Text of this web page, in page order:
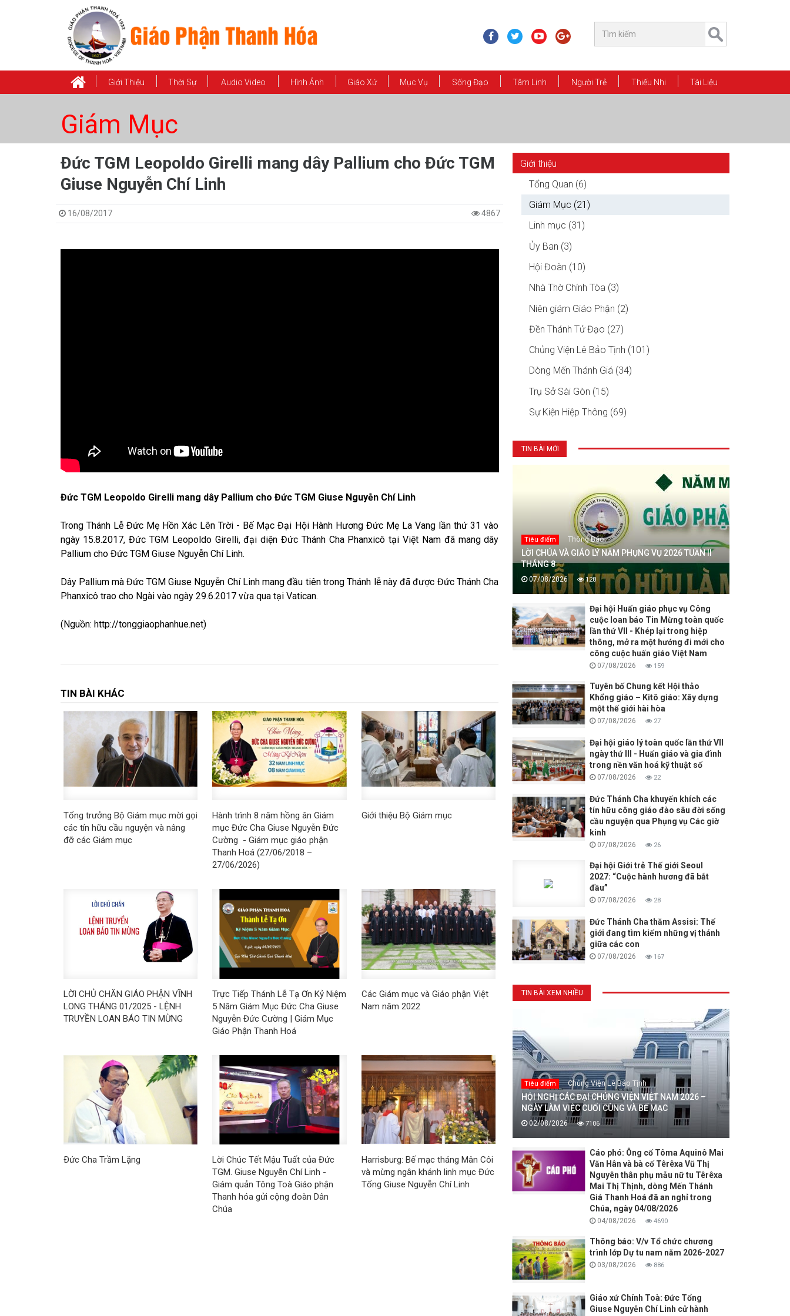
Giới Thiệu Thời Sự Audio Video Hình Ảnh Giáo Xứ Mục Vụ Sống Đạo Tâm Linh Người Trẻ Thiếu Nhi Tài Liệu
Giám Mục
Đức TGM Leopoldo Girelli mang dây Pallium cho Đức TGM
Giuse Nguyễn Chí Linh
16/08/2017 4867
Đức TGM Leopoldo Girelli mang dây Pallium cho Đức TGM Giuse Nguyễn Chí Linh
Trong Thánh Lễ Đức Mẹ Hồn Xác Lên Trời - Bế Mạc Đại Hội Hành Hương Đức Mẹ La Vang lần thứ 31 vào
ngày 15.8.2017, Đức TGM Leopoldo Girelli, đại diện Đức Thánh Cha Phanxicô tại Việt Nam đã mang dây
Pallium cho Đức TGM Giuse Nguyễn Chí Linh.
Dây Pallium mà Đức TGM Giuse Nguyễn Chí Linh mang đầu tiên trong Thánh lễ này đã được Đức Thánh Cha
Phanxicô trao cho Ngài vào ngày 29.6.2017 vừa qua tại Vatican.
(Nguồn: http://tonggiaophanhue.net)
TIN BÀI KHÁC
Tổng trưởng Bộ Giám mục mời gọi
các tín hữu cầu nguyện và nâng
đỡ các Giám mục
Hành trình 8 năm hồng ân Giám
mục Đức Cha Giuse Nguyễn Đức
Cường - Giám mục giáo phận
Thanh Hoá (27/06/2018 –
27/06/2026)
Giới thiệu Bộ Giám mục
LỜI CHỦ CHĂN GIÁO PHẬN VĨNH
LONG THÁNG 01/2025 - LỆNH
TRUYỀN LOAN BÁO TIN MỪNG
Trực Tiếp Thánh Lễ Tạ Ơn Kỷ Niệm
5 Năm Giám Mục Đức Cha Giuse
Nguyễn Đức Cường | Giám Mục
Giáo Phận Thanh Hoá
Các Giám mục và Giáo phận Việt
Nam năm 2022
Ðức Cha Trầm Lặng
Lời Chúc Tết Mậu Tuất của Đức
TGM. Giuse Nguyễn Chí Linh -
Giám quản Tông Toà Giáo phận
Thanh hóa gửi cộng đoàn Dân
Chúa
Harrisburg: Bế mạc tháng Mân Côi
và mừng ngân khánh linh mục Đức
Tổng Giuse Nguyễn Chí Linh
Giới thiệu
Tổng Quan (6)
Giám Mục (21)
Linh mục (31)
Ủy Ban (3)
Hội Đoàn (10)
Nhà Thờ Chính Tòa (3)
Niên giám Giáo Phận (2)
Đền Thánh Tử Đạo (27)
Chủng Viện Lê Bảo Tịnh (101)
Dòng Mến Thánh Giá (34)
Trụ Sở Sài Gòn (15)
Sự Kiện Hiệp Thông (69)
TIN BÀI MỚI
Tiêu điểm Thông Báo
LỜI CHÚA VÀ GIÁO LÝ NĂM PHỤNG VỤ 2026 TUẦN II
THÁNG 8
07/08/2026 128
Đại hội Huấn giáo phục vụ Công
cuộc loan báo Tin Mừng toàn quốc
lần thứ VII - Khép lại trong hiệp
thông, mở ra một hướng đi mới cho
công cuộc huấn giáo Việt Nam
07/08/2026 159
Tuyên bố Chung kết Hội thảo
Khổng giáo – Kitô giáo: Xây dựng
một thế giới hài hòa
07/08/2026 27
Đại hội giáo lý toàn quốc lần thứ VII
ngày thứ III - Huấn giáo và gia đình
trong nền văn hoá kỹ thuật số
07/08/2026 22
Đức Thánh Cha khuyến khích các
tín hữu công giáo đào sâu đời sống
cầu nguyện qua Phụng vụ Các giờ
kinh
07/08/2026 26
Đại hội Giới trẻ Thế giới Seoul
2027: “Cuộc hành hương đã bắt
đầu”
07/08/2026 28
Đức Thánh Cha thăm Assisi: Thế
giới đang tìm kiếm những vị thánh
giữa các con
07/08/2026 167
TIN BÀI XEM NHIỀU
Tiêu điểm Chủng Viện Lê Bảo Tịnh
HỘI NGHỊ CÁC ĐẠI CHỦNG VIỆN VIỆT NAM 2026 –
NGÀY LÀM VIỆC CUỐI CÙNG VÀ BẾ MẠC
02/08/2026 7106
Cáo phó: Ông cố Tôma Aquinô Mai
Văn Hân và bà cố Têrêxa Vũ Thị
Nguyên thân phụ mẫu nữ tu Têrêxa
Mai Thị Thịnh, dòng Mến Thánh
Giá Thanh Hoá đã an nghỉ trong
Chúa, ngày 04/08/2026
04/08/2026 4690
Thông báo: V/v Tổ chức chương
trình lớp Dự tu nam năm 2026-2027
03/08/2026 886
Giáo xứ Chính Toà: Đức Tổng
Giuse Nguyễn Chí Linh cử hành